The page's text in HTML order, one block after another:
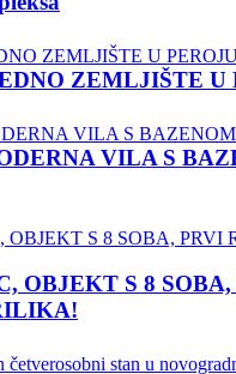
ZEMLJIŠTE U
VILA S
OBJEKT S 8